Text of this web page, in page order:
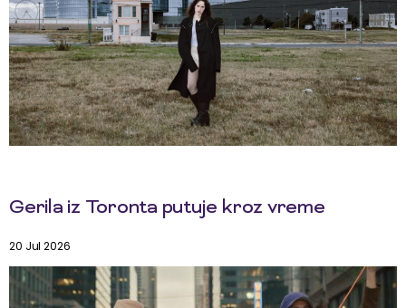
Gerila iz Toronta putuje kroz vreme
20 Jul 2026